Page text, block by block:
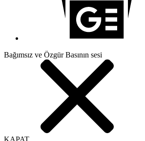
Bağımsız ve Özgür Basının sesi